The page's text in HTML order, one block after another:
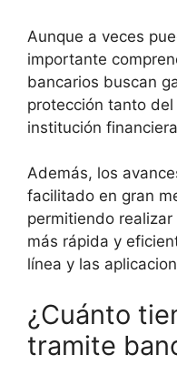
Aunque a veces
importante
bancarios buscan
protección tanto
institución
Además, los
facilitado en gran
permitiendo
más rápida y
línea y las
¿Cuánto
tramite